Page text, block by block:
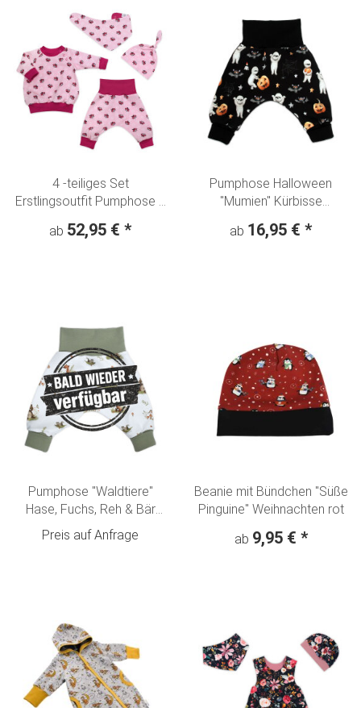
4 -teiliges Set
Erstlingsoutfit Pumphose +
Knotenmütze + Halstuch
ab 52,95 € *
Pumphose Halloween
"Mumien" Kürbisse
ab 16,95 € *
Pumphose "Waldtiere"
Hase, Fuchs, Reh & Bär
creme-olivgrün
Preis auf Anfrage
Beanie mit Bündchen "Süße
Pinguine" Weihnachten rot
ab 9,95 € *